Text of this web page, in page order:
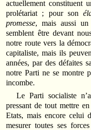
actuellement constituent
prolétariat ; pour son
promesse, mais aussi un
semblent être devant
notre route vers la
capitaliste, mais ils
années, par des défaites
notre Parti ne se montre
incombe.
Le Parti socialiste
pressant de tout mettre
Etats, mais encore celui
mesurer toutes ses